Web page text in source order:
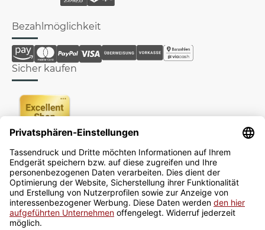
Bezahlmöglichkeit
Sicher kaufen
Newsletter